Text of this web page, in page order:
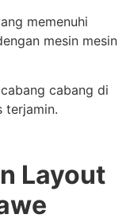
memenuhi
mesin mesin
cabang di
terjamin.
Layout